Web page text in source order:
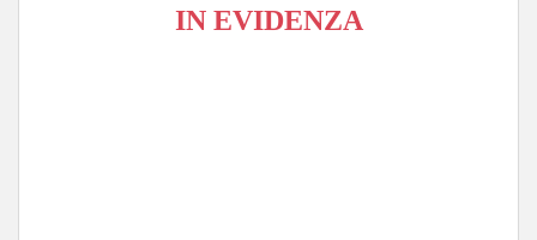
IN EVIDENZA